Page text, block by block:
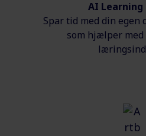
AI Learning
Spar tid med din egen
som hjælper med